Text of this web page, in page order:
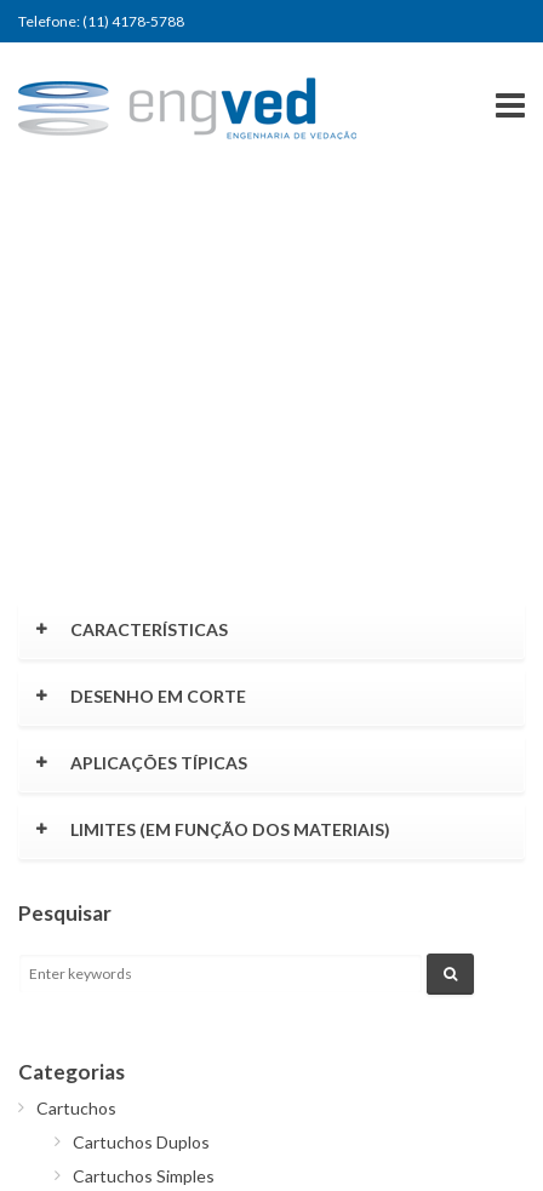
Telefone: (11) 4178-5788
CARACTERÍSTICAS
DESENHO EM CORTE
APLICAÇÕES TÍPICAS
LIMITES (EM FUNÇÃO DOS MATERIAIS)
Pesquisar
Categorias
Cartuchos
Cartuchos Duplos
Cartuchos Simples